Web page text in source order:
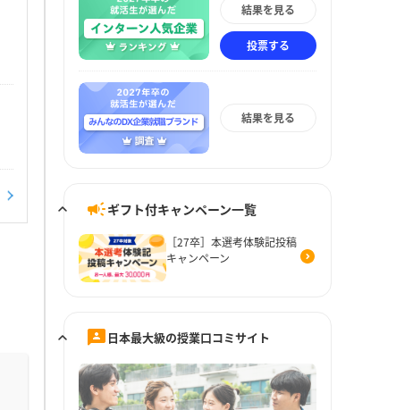
結果を見る
投票する
結果を見る
ギフト付キャンペーン一覧
［27卒］本選考体験記投稿
キャンペーン
日本最大級の授業口コミサイト